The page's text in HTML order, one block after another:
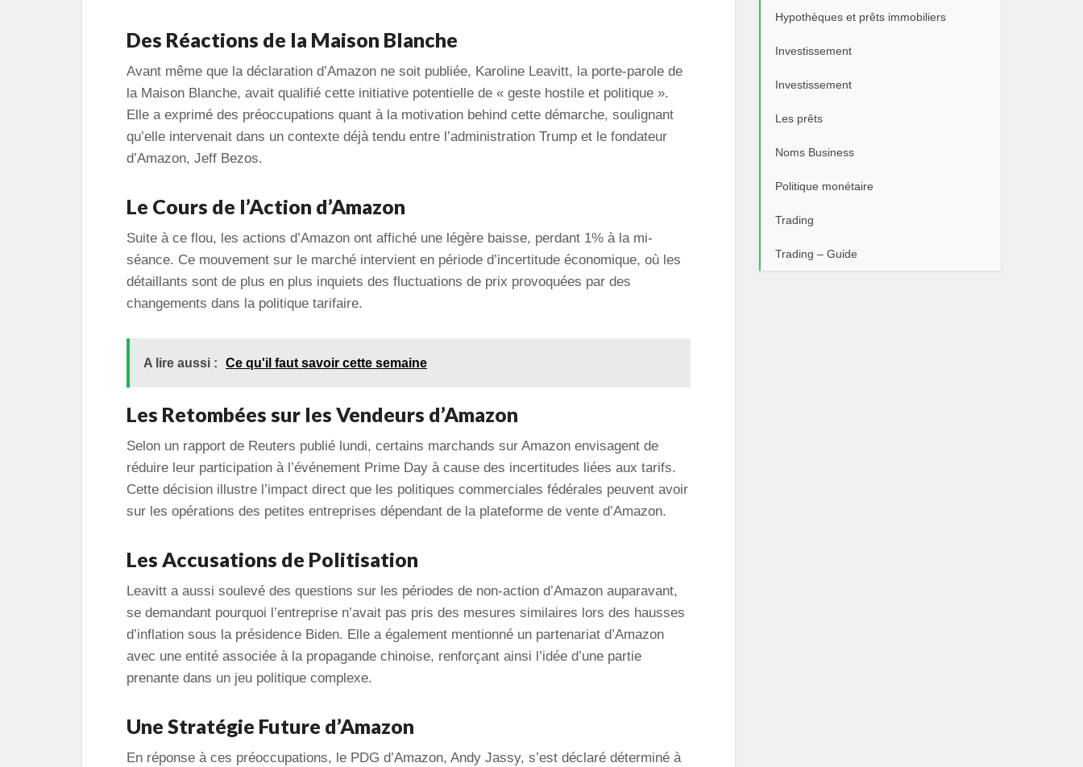
Des Réactions de la Maison Blanche
Avant même que la déclaration d’Amazon ne soit publiée, Karoline Leavitt, la porte-parole de
la Maison Blanche, avait qualifié cette initiative potentielle de « geste hostile et politique ».
Elle a exprimé des préoccupations quant à la motivation behind cette démarche, soulignant
qu’elle intervenait dans un contexte déjà tendu entre l’administration Trump et le fondateur
d’Amazon, Jeff Bezos.
Le Cours de l’Action d’Amazon
Suite à ce flou, les actions d’Amazon ont affiché une légère baisse, perdant 1% à la mi-
séance. Ce mouvement sur le marché intervient en période d’incertitude économique, où les
détaillants sont de plus en plus inquiets des fluctuations de prix provoquées par des
changements dans la politique tarifaire.
A lire aussi : Ce qu'il faut savoir cette semaine
Les Retombées sur les Vendeurs d’Amazon
Selon un rapport de Reuters publié lundi, certains marchands sur Amazon envisagent de
réduire leur participation à l’événement Prime Day à cause des incertitudes liées aux tarifs.
Cette décision illustre l’impact direct que les politiques commerciales fédérales peuvent avoir
sur les opérations des petites entreprises dépendant de la plateforme de vente d’Amazon.
Les Accusations de Politisation
Leavitt a aussi soulevé des questions sur les périodes de non-action d’Amazon auparavant,
se demandant pourquoi l’entreprise n’avait pas pris des mesures similaires lors des hausses
d’inflation sous la présidence Biden. Elle a également mentionné un partenariat d’Amazon
avec une entité associée à la propagande chinoise, renforçant ainsi l’idée d’une partie
prenante dans un jeu politique complexe.
Une Stratégie Future d’Amazon
En réponse à ces préoccupations, le PDG d’Amazon, Andy Jassy, s’est déclaré déterminé à
Hypothèques et prêts immobiliers
Investissement
Investissement
Les prêts
Noms Business
Politique monétaire
Trading
Trading – Guide